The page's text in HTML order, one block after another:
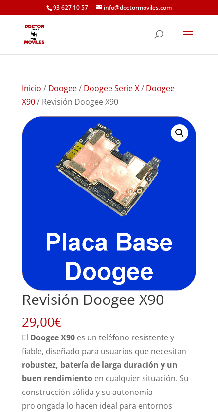
93 627 10 57 info@doctormoviles.com
Inicio / Doogee/ Doogee Serie X/ Doogee
X90/ Revisión Doogee X90
Revisión Doogee X90
29,00€
El Doogee X90es un teléfono resistente y
fiable, diseñado para usuarios que necesitan
robustez, batería de larga duración y un
buen rendimientoen cualquier situación. Su
construcción sólida y su autonomía
prolongada lo hacen ideal para entornos